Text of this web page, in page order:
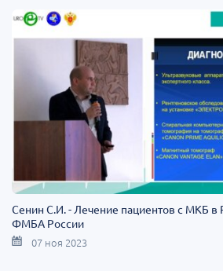
Сенин С.И. - Лечение пациентов с МКБ
ФМБА России
07 ноя 2023